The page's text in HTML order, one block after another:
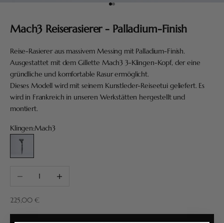
Gehe zu Element 1
Gehe zu Element 2
Mach3 Reiserasierer - Palladium-Finish
Reise-Rasierer aus massivem Messing mit Palladium-Finish.
Ausgestattet mit dem Gillette Mach3 3-Klingen-Kopf, der eine
gründliche und komfortable Rasur ermöglicht.
Dieses Modell wird mit seinem Kunstleder-Reiseetui geliefert. Es
wird in Frankreich in unseren Werkstätten hergestellt und
montiert.
Klingen:Mach3
Mach3
Anzahl verringern
Angebot
225,00 €